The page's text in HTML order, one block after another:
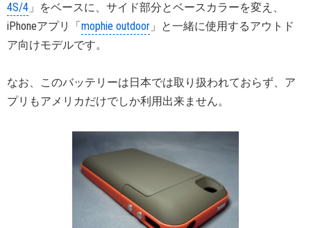
4S/4 」をベースに、サイド部分とベースカラーを変え、
iPhoneアプリ「mophie outdoor 」と一緒に使用するアウトド
ア向けモデルです。
なお、このバッテリーは日本では取り扱われておらず、ア
プリもアメリカだけでしか利用出来ません。